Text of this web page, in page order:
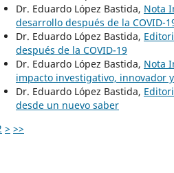
Dr. Eduardo López Bastida, Nota
desarrollo después de la COVID-
Dr. Eduardo López Bastida,
después de la COVID-19
Dr. Eduardo López Bastida, Nota
impacto investigativo, innovador
Dr. Eduardo López Bastida,
desde un nuevo saber
> >>